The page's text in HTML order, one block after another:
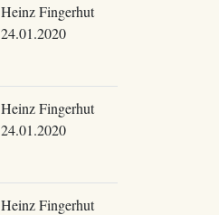
Heinz Fingerhut
24.01.2020
Heinz Fingerhut
24.01.2020
Heinz Fingerhut